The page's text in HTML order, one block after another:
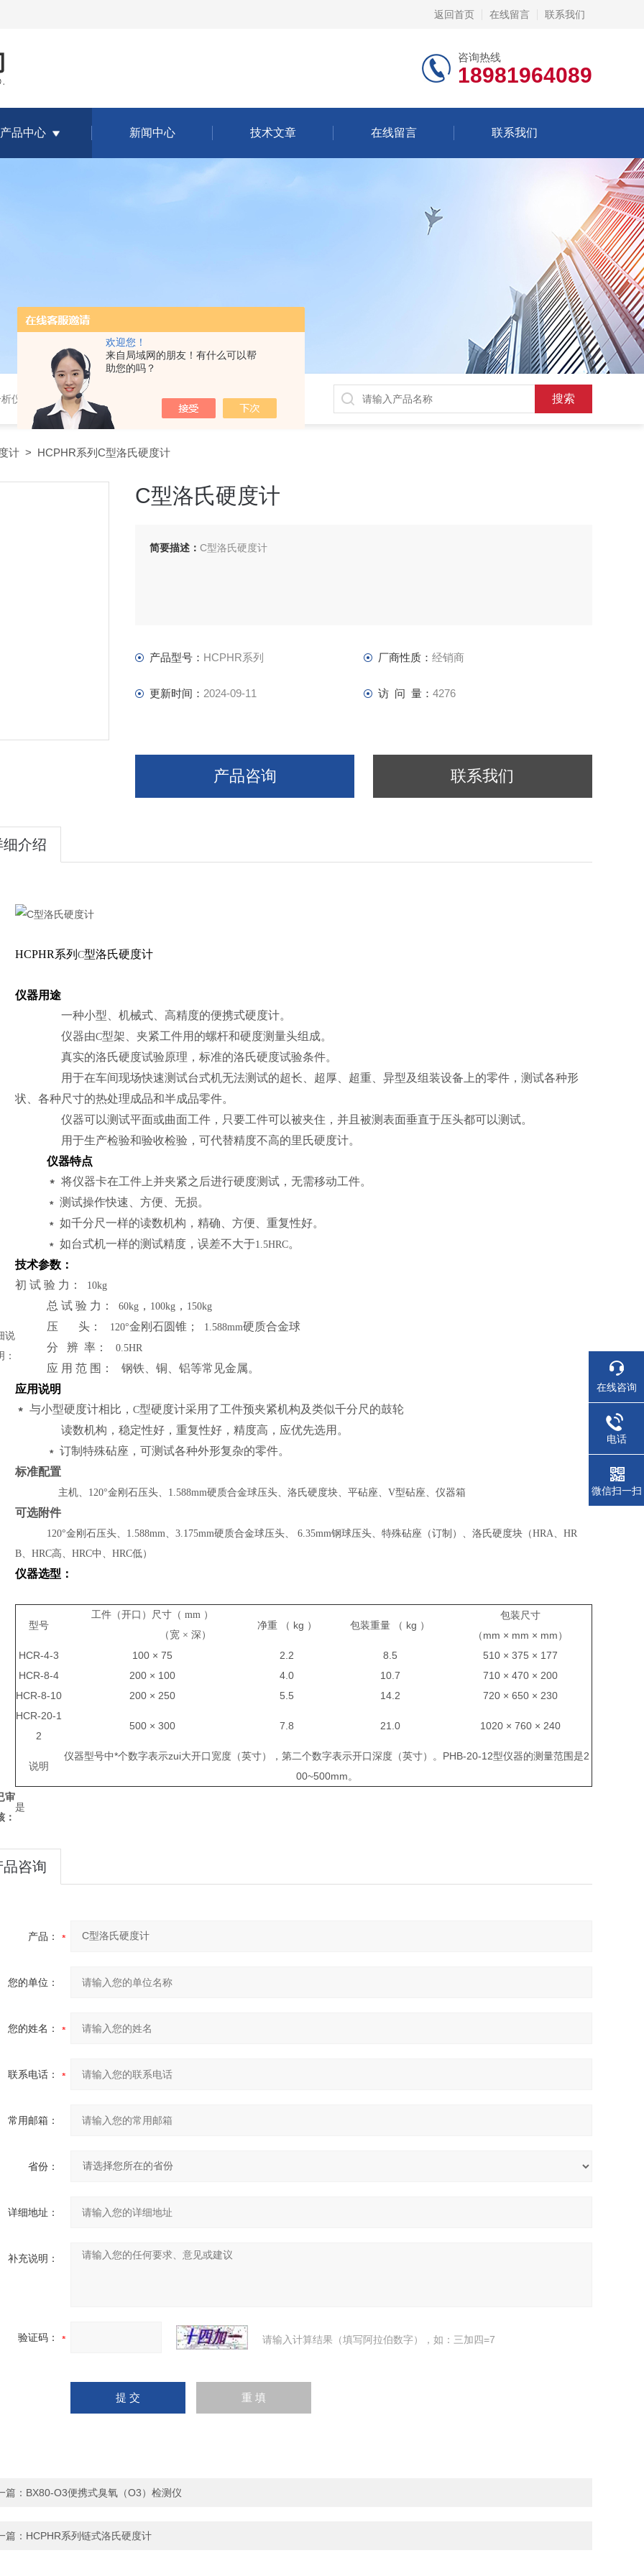
欢迎您！
来自局域网的朋友！有什么可以帮
助您的吗？
返回首页 在线留言 联系我们
咨询热线
18981964089
产品中心 新闻中心 技术文章 在线留言 联系我们
仪，气体分析报警器，
计 > HCPHR系列C型洛氏硬度计
C型洛氏硬度计
简要描述： C型洛氏硬度计
产品型号： HCPHR系列 厂商性质： 经销商
更新时间： 2024-09-11 访 问 量： 4276
产品咨询 联系我们
细介绍
说
：
HCPHR系列 C型洛氏硬度计
仪器用途
一种小型、机械式、高精度的便携式硬度计。
仪器由C型架、夹紧工件用的螺杆和硬度测量头组成。
真实的洛氏硬度试验原理，标准的洛氏硬度试验条件。
用于在车间现场快速测试台式机无法测试的超长、超厚、超重、异型及组装设备上的零件，测试各种形
状、各种尺寸的热处理成品和半成品零件。
仪器可以测试平面或曲面工件，只要工件可以被夹住，并且被测表面垂直于压头都可以测试。
用于生产检验和验收检验，可代替精度不高的里氏硬度计。
仪器特点
﹡ 将仪器卡在工件上并夹紧之后进行硬度测试，无需移动工件。
﹡ 测试操作快速、方便、无损。
﹡ 如千分尺一样的读数机构，精确、方便、重复性好。
﹡ 如台式机一样的测试精度，误差不大于1.5HRC。
技术参数：
初 试 验 力：
10kg
总 试 验 力： 60kg ， 100kg ， 150kg
压 头： 120°金刚石圆锥； 1.588mm硬质合金球
分
辨 率： 0.5HR
应 用 范 围：
钢铁、铜、铝等常见金属。
应用说明
﹡ 与小型硬度计相比， C型硬度计采用了工件预夹紧机构及类似千分尺的鼓轮
读数机构，稳定性好，重复性好，精度高，应优先选用。
﹡ 订制特殊砧座，可测试各种外形复杂的零件。
标准配置
主机、 120°金刚石压头、 1.588mm硬质合金球压头、洛氏硬度块、平砧座、 V型砧座、仪器箱
可选附件
120°金刚石压头、 1.588mm、 3.175mm硬质合金球压头、 6.35mm钢球压头、特殊砧座（订制）、洛氏硬度块（HRA、 HR
B、 HRC高、 HRC中、 HRC低）
仪器选型：
型号
工件 （开口 ） 尺寸 （ mm ）
（ 宽 × 深 ）
净重 （ kg ） 包装重量 （ kg ）
包装尺寸
（mm × mm × mm）
HCR-4-3
100 × 75 2.2 8.5
510 × 375 × 177
HCR-8-4
200 × 100 4.0 10.7
710 × 470 × 200
HCR-8-10
200 × 250 5.5 14.2
720 × 650 × 230
HCR-20-1
2
500 × 300 7.8 21.0 1020 × 760 × 240
说明
仪器型号中*个数字表示zui大开口宽度（英寸），第二个数字表示开口深度（英寸）。 PHB-20-12型仪器的测量范围是2
00~500mm。
审
：
是
品咨询
产品：
您的单位：
您的姓名：
联系电话：
常用邮箱：
省份：
详细地址：
补充说明：
验证码： 请输入计算结果（填写阿拉伯数字），如：三加四=7
篇： BX80-O3便携式臭氧（O3）检测仪
篇： HCPHR系列链式洛氏硬度计
在线咨询
电话
微信扫一扫